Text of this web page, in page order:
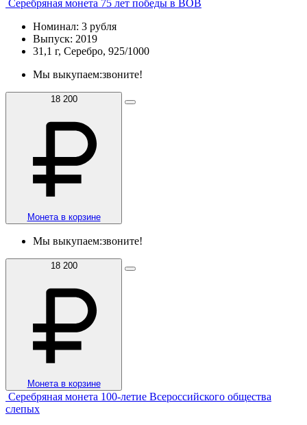
Серебряная монета 75 лет победы в ВОВ
Номинал: 3 рубля
Выпуск: 2019
31,1 г, Серебро, 925/1000
Мы выкупаем:звоните!
18 200
Монета в корзине
Мы выкупаем:звоните!
18 200
Монета в корзине
Серебряная монета 100-летие Всероссийского общества
слепых